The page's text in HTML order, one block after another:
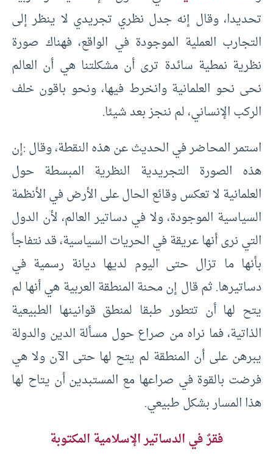
تحديدا، وقال إنه جدل نظري تجريدي لا ينظر إلى
التجارب العملية الموجودة في الواقع، فهناك صورة
نظرية نمطية سائدة ترى أن مشكلتنا هي أن العالم
نحى نحو العلمانية وانخرط فيها، ونحو باقون خلف
الركب الإنساني، لم ننجز بعد شيئا.
استمر المحاضر في الحديث عن هذه النقطة، وقال :إن
هذه الصورة التجريدية النظرية المبسطة حول
العلمانية لا تعكس وقائع الحال على الأرض في الأنظمة
السياسية الموجودة، ولا في دساتير العالم، لأن الدول
التي نرى أنها عريقة في الحريات السياسية، قد نتفاجأ
بأنها ما تزال حتى اليوم لديها ديانة رسمية في
دساتيرها. ثم قال إن محنة المنطقة العربية هي أنها لم
يتح لها أن تتطور طبقا لمنطق قوانينها الطبيعية
الذاتية، فما نراه من صراع حول مسألة الدين والدولة
يبرهن على أن المنطقة لم يتح لها حتى الآن ولا هي
فرضت بالقوة في صراعها مع المستبدين أن يتاح لها
هذا المسار بشكل طبيعي.
فقرٌ في الدساتير الإسلامية المكتوبة